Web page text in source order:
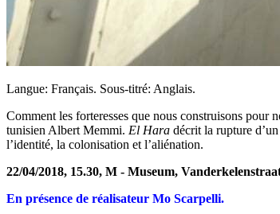
Langue: Français. Sous-titré: Anglais.
Comment les forteresses que nous construisons
tunisien Albert Memmi. El Hara décrit la rupture
l’identité, la colonisation et l’aliénation.
22/04/2018, 15.30, M - Museum,
En présence de réalisateur Mo Scarpelli.